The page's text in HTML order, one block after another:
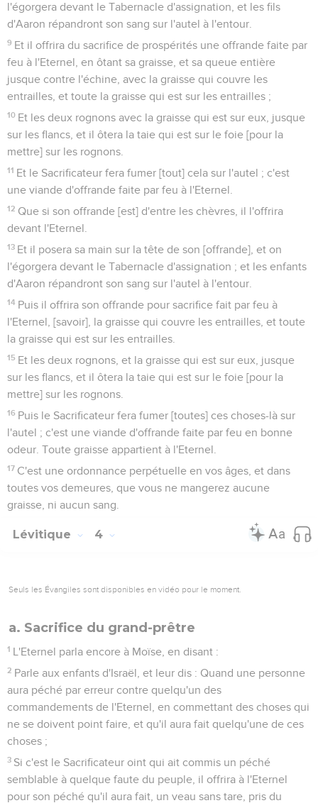
l'égorgera devant le Tabernacle d'assignation, et les fils
d'Aaron répandront son sang sur l'autel à l'entour.
9 Et il offrira du sacrifice de prospérités une offrande faite par
feu à l'Eternel, en ôtant sa graisse, et sa queue entière
jusque contre l'échine, avec la graisse qui couvre les
entrailles, et toute la graisse qui est sur les entrailles ;
10 Et les deux rognons avec la graisse qui est sur eux, jusque
sur les flancs, et il ôtera la taie qui est sur le foie [pour la
mettre] sur les rognons.
11 Et le Sacrificateur fera fumer [tout] cela sur l'autel ; c'est
une viande d'offrande faite par feu à l'Eternel.
12 Que si son offrande [est] d'entre les chèvres, il l'offrira
devant l'Eternel.
13 Et il posera sa main sur la tête de son [offrande], et on
l'égorgera devant le Tabernacle d'assignation ; et les enfants
d'Aaron répandront son sang sur l'autel à l'entour.
14 Puis il offrira son offrande pour sacrifice fait par feu à
l'Eternel, [savoir], la graisse qui couvre les entrailles, et toute
la graisse qui est sur les entrailles.
15 Et les deux rognons, et la graisse qui est sur eux, jusque
sur les flancs, et il ôtera la taie qui est sur le foie [pour la
mettre] sur les rognons.
16 Puis le Sacrificateur fera fumer [toutes] ces choses-là sur
l'autel ; c'est une viande d'offrande faite par feu en bonne
odeur. Toute graisse appartient à l'Eternel.
17 C'est une ordonnance perpétuelle en vos âges, et dans
toutes vos demeures, que vous ne mangerez aucune
graisse, ni aucun sang.
Lévitique 4
Seuls les Évangiles sont disponibles en vidéo pour le moment.
a. Sacrifice du grand-prêtre
1 L'Eternel parla encore à Moïse, en disant :
2 Parle aux enfants d'Israël, et leur dis : Quand une personne
aura péché par erreur contre quelqu'un des
commandements de l'Eternel, en commettant des choses qui
ne se doivent point faire, et qu'il aura fait quelqu'une de ces
choses ;
3 Si c'est le Sacrificateur oint qui ait commis un péché
semblable à quelque faute du peuple, il offrira à l'Eternel
pour son péché qu'il aura fait, un veau sans tare, pris du